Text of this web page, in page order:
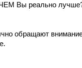
Вы реально
обращают